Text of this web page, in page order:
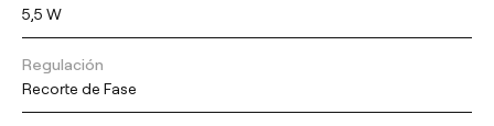
5,5 W
Regulación
Recorte de Fase